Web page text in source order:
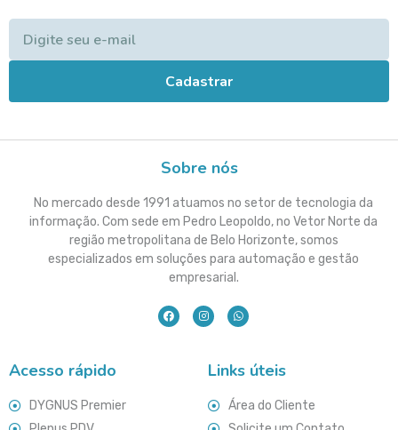
Cadastrar
Sobre nós
No mercado desde 1991 atuamos no setor de tecnologia da
informação. Com sede em Pedro Leopoldo, no Vetor Norte da
região metropolitana de Belo Horizonte, somos
especializados em soluções para automação e gestão
empresarial.
Acesso rápido
DYGNUS Premier
Links úteis
Área do Cliente